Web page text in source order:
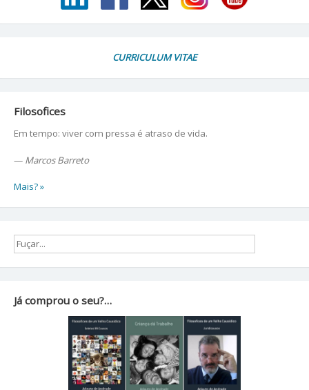
CURRICULUM VITAE
Filosofices
Em tempo: viver com pressa é atraso de vida.
— Marcos Barreto
Mais? »
Já comprou o seu?…